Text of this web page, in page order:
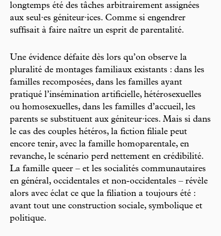
longtemps été des tâches arbitrairement assignées
aux seul·es géniteur·ices. Comme si engendrer
suffisait à faire naître un esprit de parentalité.
Une évidence défaite dès lors qu’on observe la
pluralité de montages familiaux existants : dans les
familles recomposées, dans les familles ayant
pratiqué l’insémination artificielle, hétérosexuelles
ou homosexuelles, dans les familles d’accueil, les
parents se substituent aux géniteur·ices. Mais si dans
le cas des couples hétéros, la fiction filiale peut
encore tenir, avec la famille homoparentale, en
revanche, le scénario perd nettement en crédibilité.
La famille queer – et les socialités communautaires
en général, occidentales et non-occidentales – révèle
alors avec éclat ce que la filiation a toujours été :
avant tout une construction sociale, symbolique et
politique.